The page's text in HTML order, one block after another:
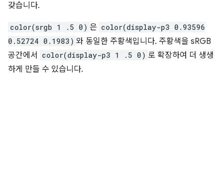
갖습니다.
color(srgb 1 .5 0) 은 color(display-p3 0.93596
0.52724 0.1983) 와 동일한 주황색입니다. 주황색을 sRGB
공간에서
color(display-p3 1 .5 0) 로 확장하여 더 생생
하게 만들 수 있습니다.